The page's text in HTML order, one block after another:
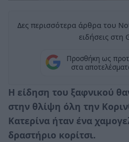
Δες περισσότερα άρθρα του
ειδήσεις στη
Προσθήκη ως
στα
Η είδηση του ξαφνικού
στην θλίψη όλη την
Κατερίνα ήταν ένα
δραστήριο κορίτσι.